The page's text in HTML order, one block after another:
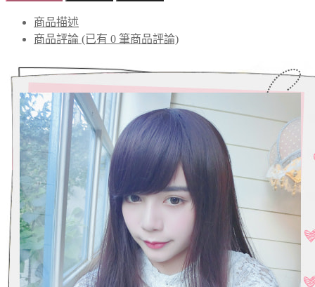
商品描述
商品評論 (已有 0 筆商品評論)